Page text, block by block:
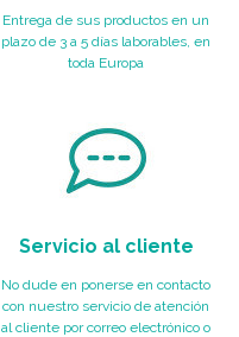
Entrega de sus productos en un
plazo de 3 a 5 días laborables, en
toda Europa
Servicio al cliente
No dude en ponerse en contacto
con nuestro servicio de atención
al cliente por correo electrónico o